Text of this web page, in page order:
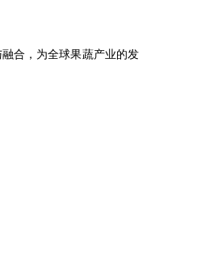
合，为全球果蔬产业的发